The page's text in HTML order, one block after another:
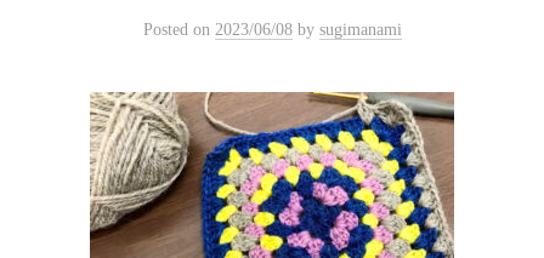
Posted on 2023/06/08 by sugimanami